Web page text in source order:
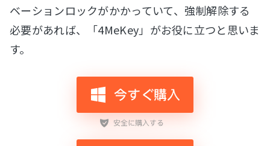
ベーションロックがかかっていて、強制解除する
必要があれば、「4MeKey」がお役に立つと思いま
す。